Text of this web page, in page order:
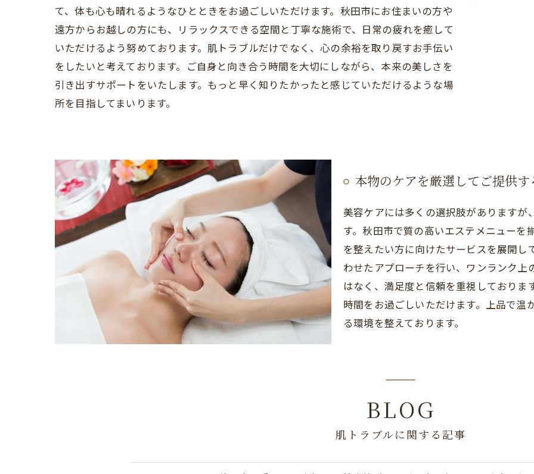
て、体も心も晴れるようなひとときをお過ごしいただけます。秋田市にお住まいの方や
遠方からお越しの方にも、リラックスできる空間と丁寧な施術で、日常の疲れを癒して
いただけるよう努めております。肌トラブルだけでなく、心の余裕を取り戻すお手伝い
をしたいと考えております。ご自身と向き合う時間を大切にしながら、本来の美しさを
引き出すサポートをいたします。もっと早く知りたかったと感じていただけるような場
所を目指してまいります。
本物のケアを厳選してご提供
美容ケアには多くの選択肢があります
す。秋田市で質の高いエステメニュー
を整えたい方に向けたサービスを展開
わせたアプローチを行い、ワンランク
はなく、満足度と信頼を重視しており
時間をお過ごしいただけます。上品で
る環境を整えております。
BLOG
肌トラブルに関する記事